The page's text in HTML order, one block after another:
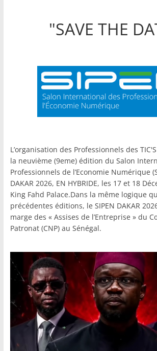
"SAVE THE
L’organisation des Professionnels des
la neuvième (9eme) édition du Salon
Professionnels de l’Economie Numérique
DAKAR 2026, EN HYBRIDE, les 17 et 18
King Fahd Palace.Dans la même logique
précédentes éditions, le SIPEN DAKAR
marge des « Assises de l’Entreprise » du
Patronat (CNP) au Sénégal.